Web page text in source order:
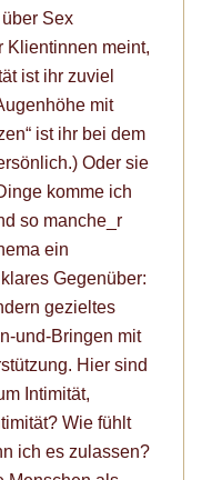
Sex
Klientinnen meint,
ist ihr zuviel
mit
ist ihr bei dem
Oder sie
komme ich
so manche_r
ein
Gegenüber:
gezieltes
und-Bringen mit
Hier sind
Intimität,
Wie fühlt
ich es zulassen?